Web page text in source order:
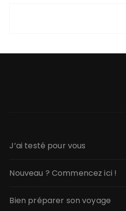
J’ai testé pour vous
Nouveau ? Commencez ici !
Bien préparer son voyage